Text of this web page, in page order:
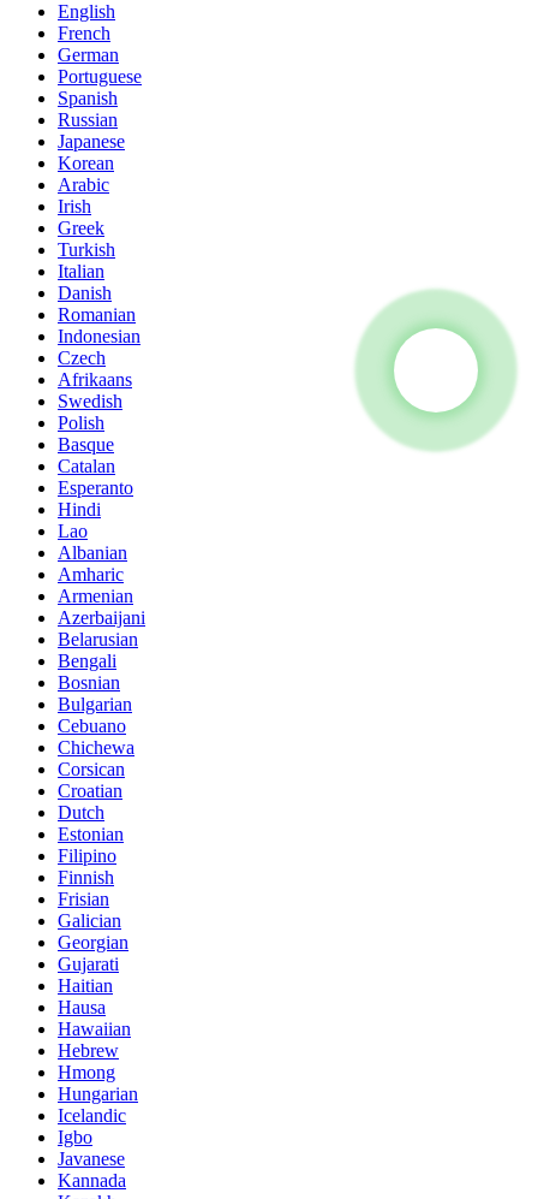
English
French
German
Portuguese
Spanish
Russian
Japanese
Korean
Arabic
Irish
Greek
Turkish
Italian
Danish
Romanian
Indonesian
Czech
Afrikaans
Swedish
Polish
Basque
Catalan
Esperanto
Hindi
Lao
Albanian
Amharic
Armenian
Azerbaijani
Belarusian
Bengali
Bosnian
Bulgarian
Cebuano
Chichewa
Corsican
Croatian
Dutch
Estonian
Filipino
Finnish
Frisian
Galician
Georgian
Gujarati
Haitian
Hausa
Hawaiian
Hebrew
Hmong
Hungarian
Icelandic
Igbo
Javanese
Kannada